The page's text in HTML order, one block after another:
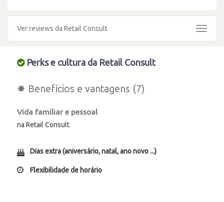
Ver reviews da Retail Consult
Toggle
Perks e cultura da Retail Consult
✸ Benefícios e vantagens (7)
Vida familiar e pessoal
na Retail Consult
Dias extra (aniversário, natal, ano novo ...)
Flexibilidade de horário